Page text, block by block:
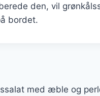
den, vil
bordet.
med æble og